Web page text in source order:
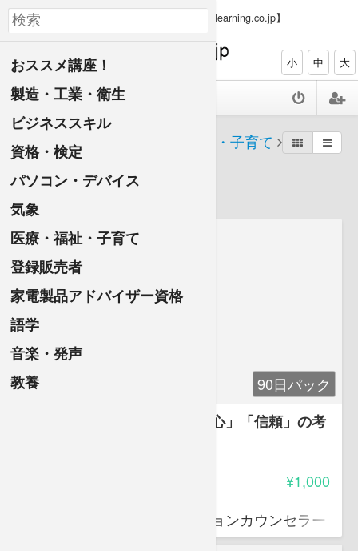
【PC、タブレット、スマホで資格ゲット elearning.co.jp】
小 中 大
おススメ講座！
製造・工業・衛生
ビジネススキル
資格・検定
パソコン・デバイス
気象
医療・福祉・子育て
登録販売者
家電製品アドバイザー資格
語学
音楽・発声
教養
すべての講座一覧 医療・福祉・子育て
福祉
90日パック
介護職のための「安全」「安心」「信頼」の考
¥1,000
社会福祉士、コミュニケーションカウンセラー